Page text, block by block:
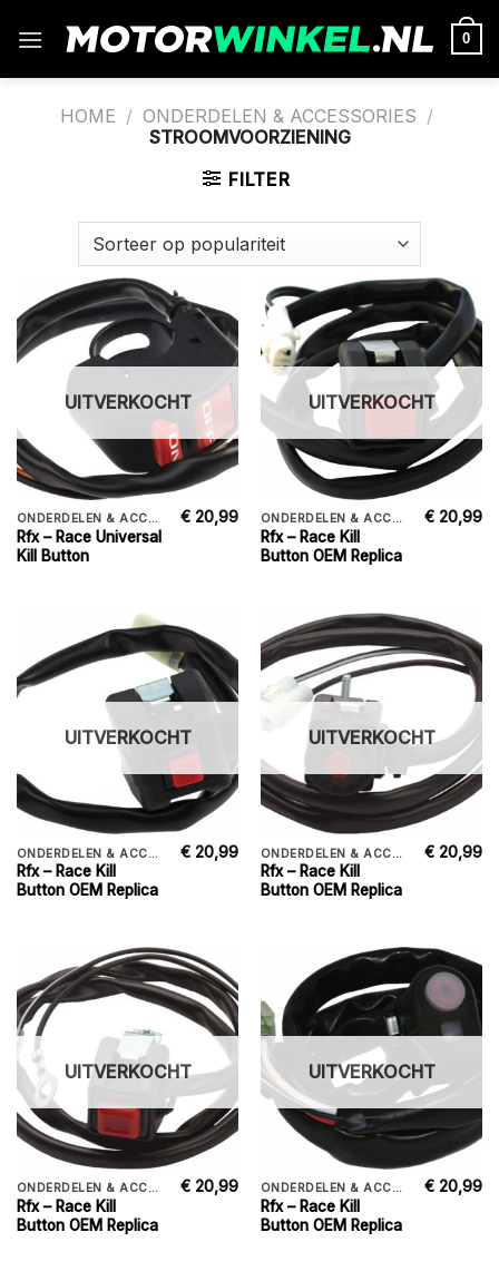
naar
0
HOME / ONDERDELEN & ACCESSORIES /
STROOMVOORZIENING
FILTER
UITVERKOCHT
ONDERDELEN & ACCESSORIES
Rfx – Race Universal
Kill Button
€ 20,99
UITVERKOCHT
ONDERDELEN & ACCESSORIES
Rfx – Race Kill
Button OEM Replica
€ 20,99
UITVERKOCHT
ONDERDELEN & ACCESSORIES
Rfx – Race Kill
Button OEM Replica
€ 20,99
UITVERKOCHT
ONDERDELEN & ACCESSORIES
Rfx – Race Kill
Button OEM Replica
€ 20,99
UITVERKOCHT
ONDERDELEN & ACCESSORIES
Rfx – Race Kill
Button OEM Replica
€ 20,99
UITVERKOCHT
ONDERDELEN & ACCESSORIES
Rfx – Race Kill
Button OEM Replica
€ 20,99